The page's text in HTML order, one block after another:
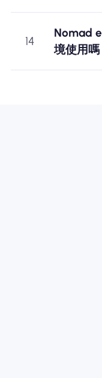
14
Nomad
境使用嗎